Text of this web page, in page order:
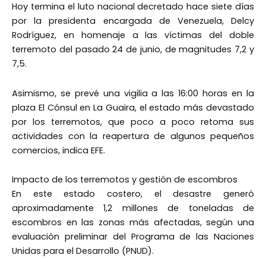
Hoy termina el luto nacional decretado hace siete días
por la presidenta encargada de Venezuela, Delcy
Rodríguez, en homenaje a las víctimas del doble
terremoto del pasado 24 de junio, de magnitudes 7,2 y
7,5.
Asimismo, se prevé una vigilia a las 16:00 horas en la
plaza El Cónsul en La Guaira, el estado más devastado
por los terremotos, que poco a poco retoma sus
actividades con la reapertura de algunos pequeños
comercios, indica EFE.
Impacto de los terremotos y gestión de escombros
En este estado costero, el desastre generó
aproximadamente 1,2 millones de toneladas de
escombros en las zonas más afectadas, según una
evaluación preliminar del Programa de las Naciones
Unidas para el Desarrollo (PNUD).